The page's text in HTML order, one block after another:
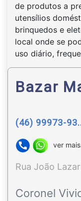
de produtos a
utensílios
brinquedos e
local onde se
uso diário,
Bazar
(46) 99973-
ver
Rua João
Coronel